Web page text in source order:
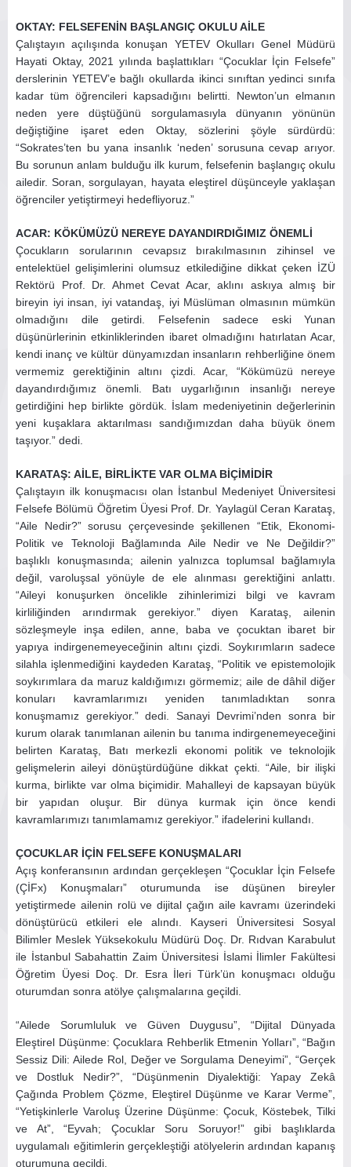
OKTAY: FELSEFENİN BAŞLANGIÇ OKULU AİLE
Çalıştayın açılışında konuşan YETEV Okulları Genel Müdürü
Hayati Oktay, 2021 yılında başlattıkları “Çocuklar İçin Felsefe”
derslerinin YETEV’e bağlı okullarda ikinci sınıftan yedinci sınıfa
kadar tüm öğrencileri kapsadığını belirtti. Newton’un elmanın
neden yere düştüğünü sorgulamasıyla dünyanın yönünün
değiştiğine işaret eden Oktay, sözlerini şöyle sürdürdü:
“Sokrates’ten bu yana insanlık ‘neden’ sorusuna cevap arıyor.
Bu sorunun anlam bulduğu ilk kurum, felsefenin başlangıç okulu
ailedir. Soran, sorgulayan, hayata eleştirel düşünceyle yaklaşan
öğrenciler yetiştirmeyi hedefliyoruz.”
ACAR: KÖKÜMÜZÜ NEREYE DAYANDIRDIĞIMIZ ÖNEMLİ
Çocukların sorularının cevapsız bırakılmasının zihinsel ve
entelektüel gelişimlerini olumsuz etkilediğine dikkat çeken İZÜ
Rektörü Prof. Dr. Ahmet Cevat Acar, aklını askıya almış bir
bireyin iyi insan, iyi vatandaş, iyi Müslüman olmasının mümkün
olmadığını dile getirdi. Felsefenin sadece eski Yunan
düşünürlerinin etkinliklerinden ibaret olmadığını hatırlatan Acar,
kendi inanç ve kültür dünyamızdan insanların rehberliğine önem
vermemiz gerektiğinin altını çizdi. Acar, “Kökümüzü nereye
dayandırdığımız önemli. Batı uygarlığının insanlığı nereye
getirdiğini hep birlikte gördük. İslam medeniyetinin değerlerinin
yeni kuşaklara aktarılması sandığımızdan daha büyük önem
taşıyor.” dedi.
KARATAŞ: AİLE, BİRLİKTE VAR OLMA BİÇİMİDİR
Çalıştayın ilk konuşmacısı olan İstanbul Medeniyet Üniversitesi
Felsefe Bölümü Öğretim Üyesi Prof. Dr. Yaylagül Ceran Karataş,
“Aile Nedir?” sorusu çerçevesinde şekillenen “Etik, Ekonomi-
Politik ve Teknoloji Bağlamında Aile Nedir ve Ne Değildir?”
başlıklı konuşmasında; ailenin yalnızca toplumsal bağlamıyla
değil, varoluşsal yönüyle de ele alınması gerektiğini anlattı.
“Aileyi konuşurken öncelikle zihinlerimizi bilgi ve kavram
kirliliğinden arındırmak gerekiyor.” diyen Karataş, ailenin
sözleşmeyle inşa edilen, anne, baba ve çocuktan ibaret bir
yapıya indirgenemeyeceğinin altını çizdi. Soykırımların sadece
silahla işlenmediğini kaydeden Karataş, “Politik ve epistemolojik
soykırımlara da maruz kaldığımızı görmemiz; aile de dâhil diğer
konuları kavramlarımızı yeniden tanımladıktan sonra
konuşmamız gerekiyor.” dedi. Sanayi Devrimi’nden sonra bir
kurum olarak tanımlanan ailenin bu tanıma indirgenemeyeceğini
belirten Karataş, Batı merkezli ekonomi politik ve teknolojik
gelişmelerin aileyi dönüştürdüğüne dikkat çekti. “Aile, bir ilişki
kurma, birlikte var olma biçimidir. Mahalleyi de kapsayan büyük
bir yapıdan oluşur. Bir dünya kurmak için önce kendi
kavramlarımızı tanımlamamız gerekiyor.” ifadelerini kullandı.
ÇOCUKLAR İÇİN FELSEFE KONUŞMALARI
Açış konferansının ardından gerçekleşen “Çocuklar İçin Felsefe
(ÇİFx) Konuşmaları” oturumunda ise düşünen bireyler
yetiştirmede ailenin rolü ve dijital çağın aile kavramı üzerindeki
dönüştürücü etkileri ele alındı. Kayseri Üniversitesi Sosyal
Bilimler Meslek Yüksekokulu Müdürü Doç. Dr. Rıdvan Karabulut
ile İstanbul Sabahattin Zaim Üniversitesi İslami İlimler Fakültesi
Öğretim Üyesi Doç. Dr. Esra İleri Türk’ün konuşmacı olduğu
oturumdan sonra atölye çalışmalarına geçildi.
“Ailede Sorumluluk ve Güven Duygusu”, “Dijital Dünyada
Eleştirel Düşünme: Çocuklara Rehberlik Etmenin Yolları”, “Bağın
Sessiz Dili: Ailede Rol, Değer ve Sorgulama Deneyimi”, “Gerçek
ve Dostluk Nedir?”, “Düşünmenin Diyalektiği: Yapay Zekâ
Çağında Problem Çözme, Eleştirel Düşünme ve Karar Verme”,
“Yetişkinlerle Varoluş Üzerine Düşünme: Çocuk, Köstebek, Tilki
ve At”, “Eyvah; Çocuklar Soru Soruyor!” gibi başlıklarda
uygulamalı eğitimlerin gerçekleştiği atölyelerin ardından kapanış
oturumuna geçildi.